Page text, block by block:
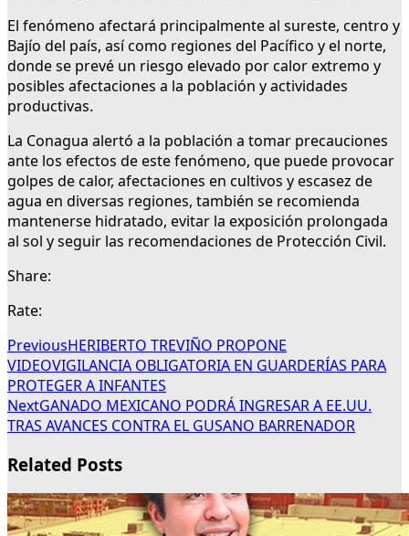
El fenómeno afectará principalmente al sureste, centro y
Bajío del país, así como regiones del Pacífico y el norte,
donde se prevé un riesgo elevado por calor extremo y
posibles afectaciones a la población y actividades
productivas.
La Conagua alertó a la población a tomar precauciones
ante los efectos de este fenómeno, que puede provocar
golpes de calor, afectaciones en cultivos y escasez de
agua en diversas regiones, también se recomienda
mantenerse hidratado, evitar la exposición prolongada
al sol y seguir las recomendaciones de Protección Civil.
Share:
Rate:
PreviousHERIBERTO TREVIÑO PROPONE
VIDEOVIGILANCIA OBLIGATORIA EN GUARDERÍAS PARA
PROTEGER A INFANTES
NextGANADO MEXICANO PODRÁ INGRESAR A EE.UU.
TRAS AVANCES CONTRA EL GUSANO BARRENADOR
Related Posts